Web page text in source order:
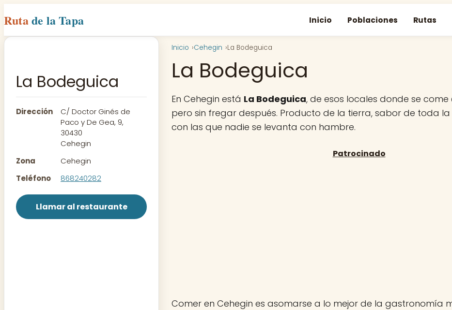
Rutade la Tapa Inicio Poblaciones Rutas
La Bodeguica
Dirección
C/ Doctor Ginés de
Paco y De Gea, 9,
30430
Cehegin
Zona
Cehegin
Teléfono
868240282
Llamar al restaurante
Inicio Cehegin La Bodeguica
La Bodeguica
En Cehegin está La Bodeguica, de esos locales donde se
pero sin fregar después. Producto de la tierra, sabor de toda
con las que nadie se levanta con hambre.
Comer en Cehegin es asomarse a lo mejor de la gastronomía